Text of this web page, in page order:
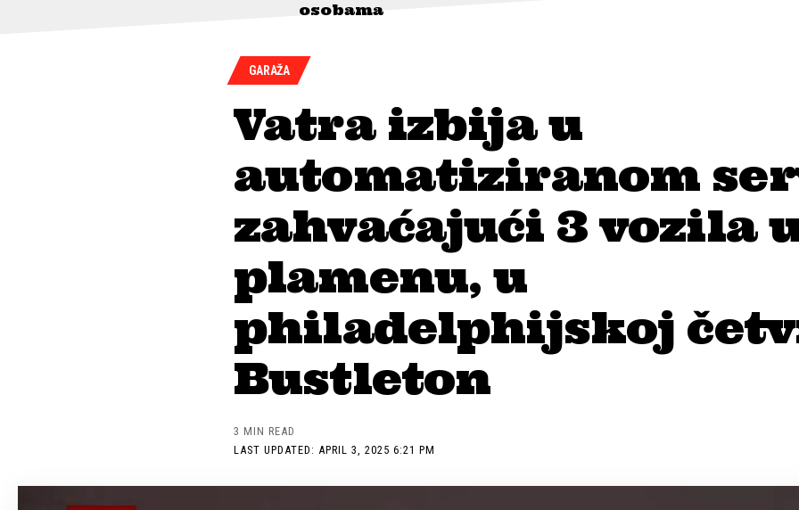
osobama
GARAŽA
Vatra izbija u
automatiziranom
zahvaćajući 3 vozila
plamenu, u
philadelphijskoj
Bustleton
LAST UPDATED: APRIL 3, 2025 6:21 PM
3 MIN READ